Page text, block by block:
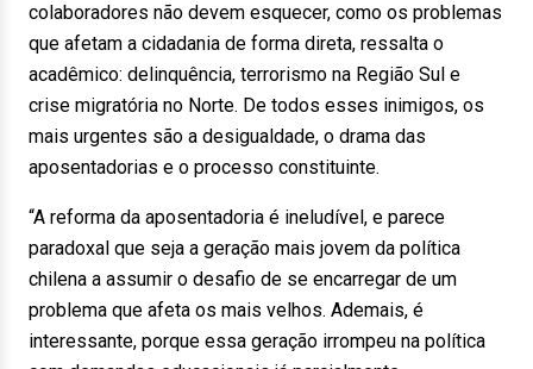
colaboradores não devem esquecer, como os problemas
que afetam a cidadania de forma direta, ressalta o
acadêmico: delinquência, terrorismo na Região Sul e
crise migratória no Norte. De todos esses inimigos, os
mais urgentes são a desigualdade, o drama das
aposentadorias e o processo constituinte.
“A reforma da aposentadoria é ineludível, e parece
paradoxal que seja a geração mais jovem da política
chilena a assumir o desafio de se encarregar de um
problema que afeta os mais velhos. Ademais, é
interessante, porque essa geração irrompeu na política